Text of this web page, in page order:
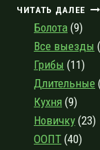
ЧИТАТЬ ДАЛЕЕ
Болота (9)
Все выезды
Грибы (11)
Длительные
Кухня (9)
Новичку (23)
ООПТ (40)